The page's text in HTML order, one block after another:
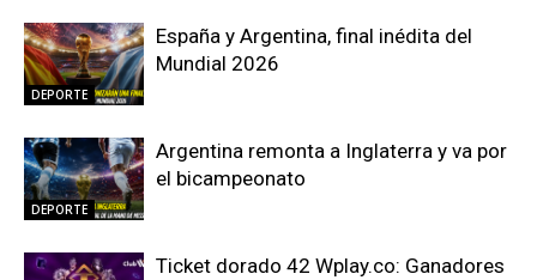
DEPORTE
España y Argentina, final inédita del
Mundial 2026
DEPORTE
Argentina remonta a Inglaterra y va por
el bicampeonato
Ticket dorado 42 Wplay.co: Ganadores